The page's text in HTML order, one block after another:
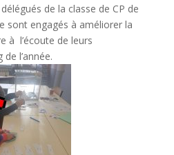
de la classe de CP de
sont engagés à améliorer la
à l’écoute de leurs
l’année.